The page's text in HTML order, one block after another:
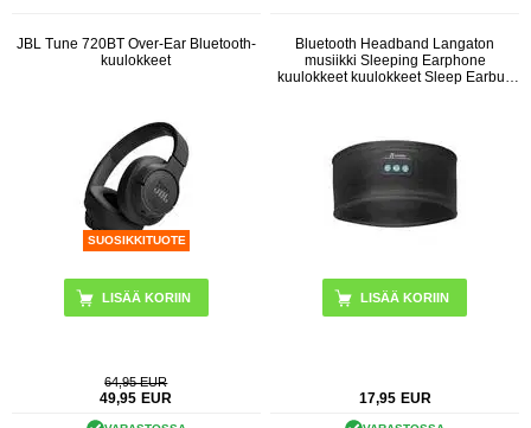
JBL Tune 720BT Over-Ear Bluetooth-
kuulokkeet
SUOSIKKITUOTE
LISÄÄ KORIIN
64,95 EUR
49,95 EUR
Bluetooth Headband Langaton
musiikki Sleeping Earphone
kuulokkeet kuulokkeet Sleep Earbud
LISÄÄ KORIIN
17,95 EUR